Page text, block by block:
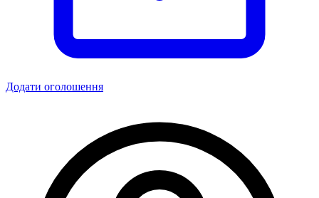
Додати оголошення